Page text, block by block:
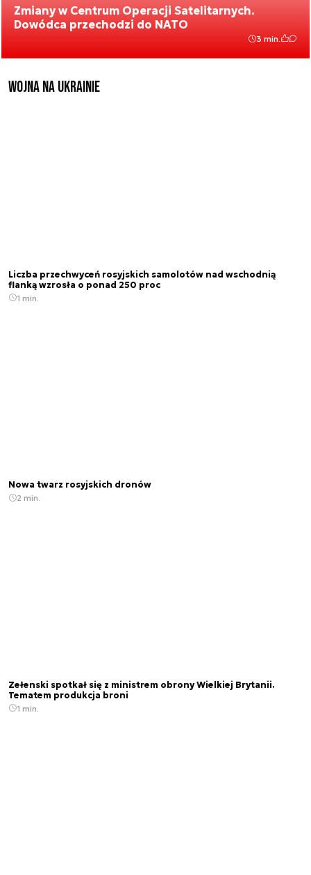
Zmiany w Centrum Operacji Satelitarnych.
Dowódca przechodzi do NATO
3 min.
Wojna na Ukrainie
Liczba przechwyceń rosyjskich samolotów nad wschodnią
flanką wzrosła o ponad 250 proc
1 min.
Nowa twarz rosyjskich dronów
2 min.
Zełenski spotkał się z ministrem obrony Wielkiej Brytanii.
Tematem produkcja broni
1 min.